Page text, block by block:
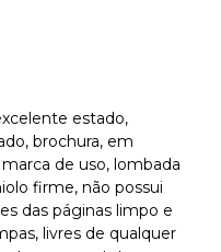
estado,
brochura, em
de uso, lombada
firme, não possui
das páginas limpo e
livres de qualquer